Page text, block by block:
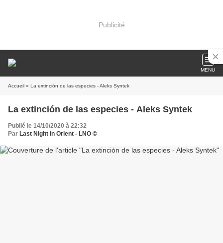
Publicité
MENU
Accueil » La extinción de las especies - Aleks Syntek
La extinción de las especies - Aleks Syntek
Publié le 14/10/2020 à 22:32
Par Last Night in Orient - LNO ©